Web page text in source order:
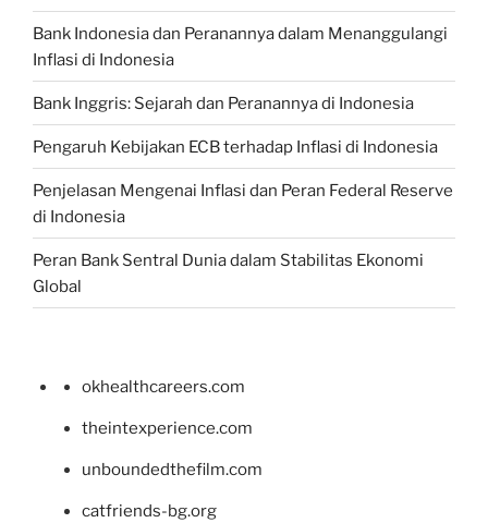
Bank Indonesia dan Peranannya dalam Menanggulangi
Inflasi di Indonesia
Bank Inggris: Sejarah dan Peranannya di Indonesia
Pengaruh Kebijakan ECB terhadap Inflasi di Indonesia
Penjelasan Mengenai Inflasi dan Peran Federal Reserve
di Indonesia
Peran Bank Sentral Dunia dalam Stabilitas Ekonomi
Global
okhealthcareers.com
theintexperience.com
unboundedthefilm.com
catfriends-bg.org